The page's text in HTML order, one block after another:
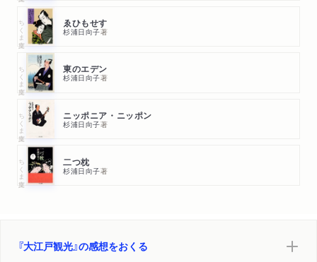
ちくま文庫 ゑひもせす
杉浦日向子著
ちくま文庫 東のエデン
杉浦日向子著
ちくま文庫 ニッポニア・ニッポン
杉浦日向子著
ちくま文庫 二つ枕
杉浦日向子著
『大江戸観光』の感想をおくる